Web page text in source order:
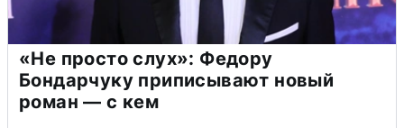
«Не просто слух»: Федору
Бондарчуку приписывают новый
роман — с кем